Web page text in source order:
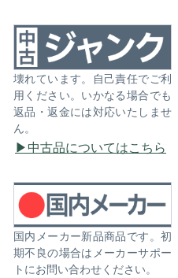
壊れています。自己責任でご利
用ください。いかなる場合でも
返品・返金には対応いたしませ
ん。
中古品についてはこちら
国内メーカー新品商品です。初
期不良の場合はメーカーサポー
トにお問い合わせください。